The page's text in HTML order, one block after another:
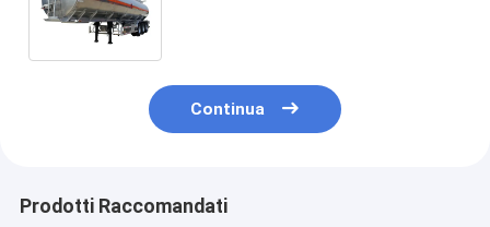
Continua
Prodotti Raccomandati